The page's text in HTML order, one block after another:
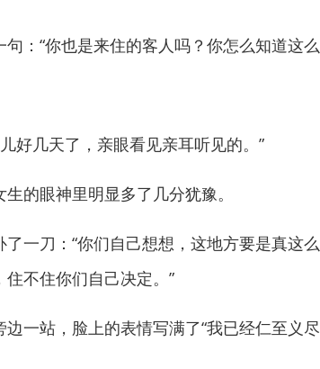
“你也是来住的客人吗？你怎么知道这么
几天了，亲眼看见亲耳听见的。”
眼神里明显多了几分犹豫。
刀：“你们自己想想，这地方要是真这
不住你们自己决定。”
站，脸上的表情写满了“我已经仁至义尽